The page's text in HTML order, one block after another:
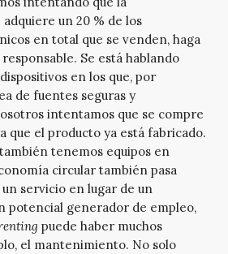
un 20 % de los
en total que se venden, haga
Se está hablando
en los que, por
de fuentes seguras y
intentamos que se compre
que el producto ya está fabricado.
tenemos equipos en
circular también pasa
servicio en lugar de un
potencial generador de empleo,
puede haber muchos
el mantenimiento. No solo